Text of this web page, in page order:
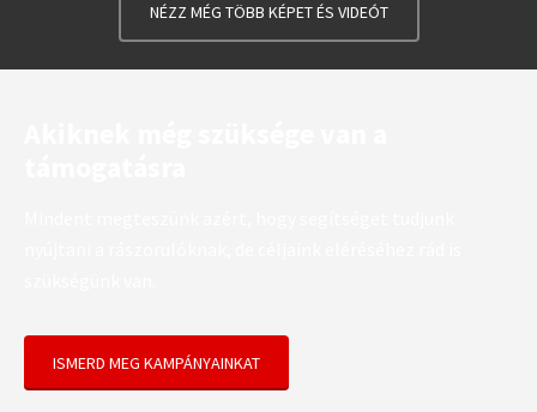
NÉZZ MÉG TÖBB KÉPET ÉS VIDEÓT
ISMERD MEG KAMPÁNYAINKAT